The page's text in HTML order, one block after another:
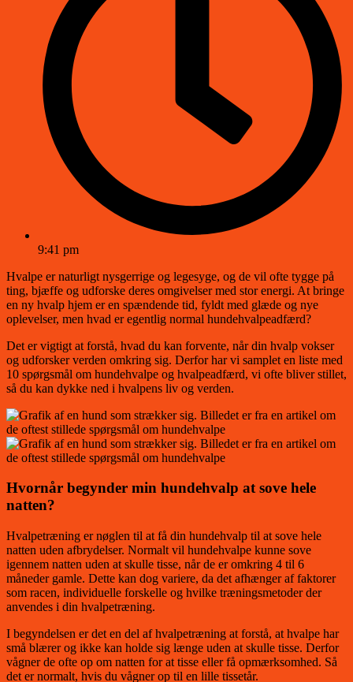
9:41 pm
Hvalpe er naturligt nysgerrige og legesyge, og de vil ofte tygge på
ting, bjæffe og udforske deres omgivelser med stor energi. At bringe
en ny hvalp hjem er en spændende tid, fyldt med glæde og nye
oplevelser, men hvad er egentlig normal hundehvalpeadfærd?
Det er vigtigt at forstå, hvad du kan forvente, når din hvalp vokser
og udforsker verden omkring sig. Derfor har vi samplet en liste med
10 spørgsmål om hundehvalpe og hvalpeadfærd, vi ofte bliver stillet,
så du kan dykke ned i hvalpens liv og verden.
Hvornår begynder min hundehvalp at sove hele
natten?
Hvalpetræning er nøglen til at få din hundehvalp til at sove hele
natten uden afbrydelser. Normalt vil hundehvalpe kunne sove
igennem natten uden at skulle tisse, når de er omkring 4 til 6
måneder gamle. Dette kan dog variere, da det afhænger af faktorer
som racen, individuelle forskelle og hvilke træningsmetoder der
anvendes i din hvalpetræning.
I begyndelsen er det en del af hvalpetræning at forstå, at hvalpe har
små blærer og ikke kan holde sig længe uden at skulle tisse. Derfor
vågner de ofte op om natten for at tisse eller få opmærksomhed. Så
det er normalt, hvis du vågner op til en lille tissetår.